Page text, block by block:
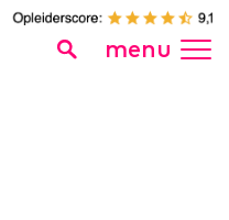
menu